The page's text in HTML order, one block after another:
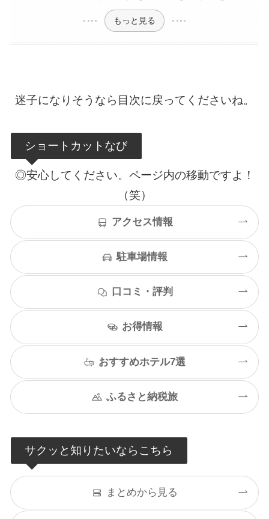
もっと見る
迷子になりそうなら目次に戻ってくださいね。
ショートカットなび
◎安心してください。ページ内の移動ですよ！
（笑）
アクセス情報
駐車場情報
口コミ・評判
お得情報
おすすめホテル7選
ふるさと納税旅
サクッと知りたいならこちら
まとめから見る